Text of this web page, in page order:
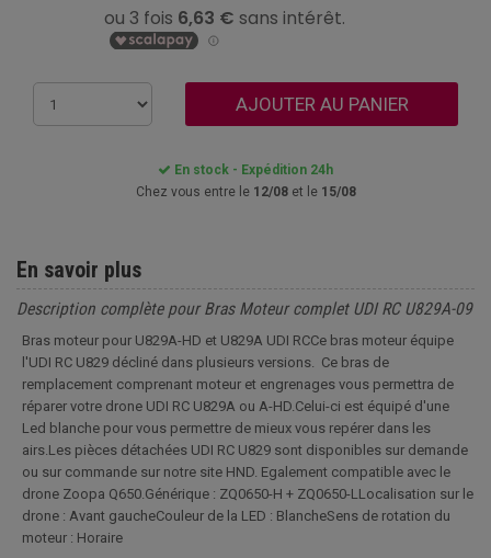
AJOUTER AU PANIER
En stock - Expédition 24h
Chez vous entre le 12/08et le 15/08
En savoir plus
Description complète pour Bras Moteur complet UDI RC U829A-09
Bras moteur pour U829A-HD et U829A UDI RCCe bras moteur équipe
l'UDI RC U829 décliné dans plusieurs versions. Ce bras de
remplacement comprenant moteur et engrenages vous permettra de
réparer votre drone UDI RC U829A ou A-HD.Celui-ci est équipé d'une
Led blanche pour vous permettre de mieux vous repérer dans les
airs.Les pièces détachées UDI RC U829 sont disponibles sur demande
ou sur commande sur notre site HND. Egalement compatible avec le
drone Zoopa Q650.Générique : ZQ0650-H + ZQ0650-LLocalisation sur le
drone : Avant gaucheCouleur de la LED : BlancheSens de rotation du
moteur : Horaire